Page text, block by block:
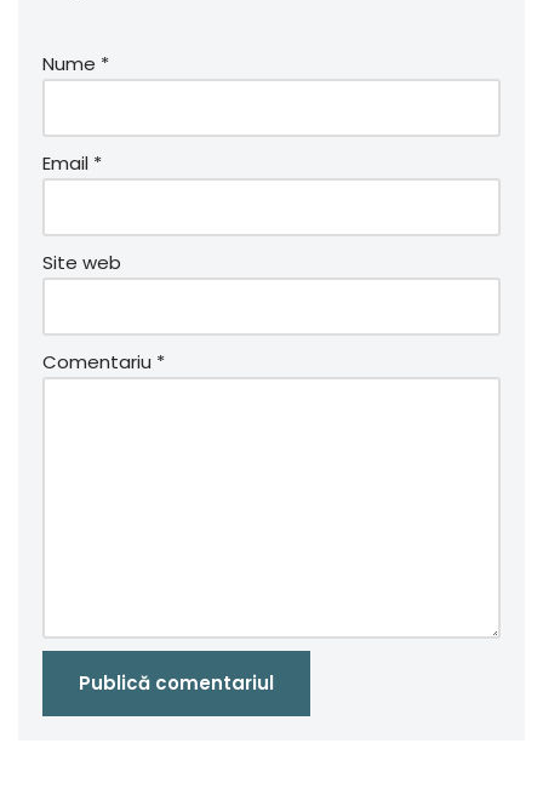
Nume *
Email *
Site web
Comentariu *